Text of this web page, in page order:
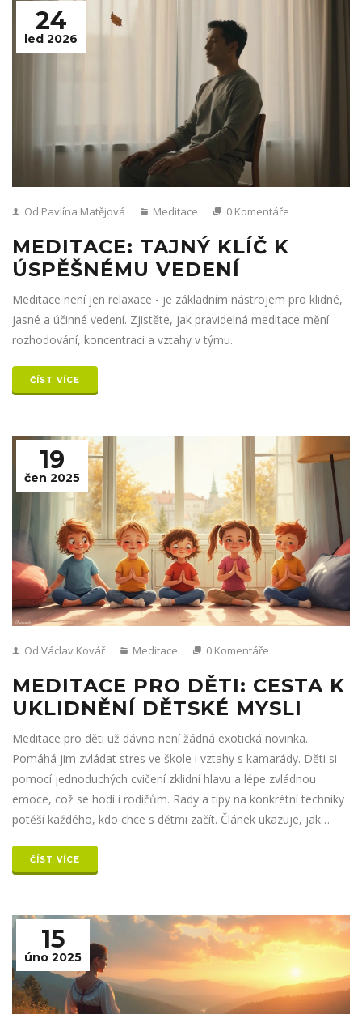
24
led 2026
Od Pavlína Matějová Meditace 0 Komentáře
MEDITACE: TAJNÝ KLÍČ K
ÚSPĚŠNÉMU VEDENÍ
Meditace není jen relaxace - je základním nástrojem pro klidné,
jasné a účinné vedení. Zjistěte, jak pravidelná meditace mění
rozhodování, koncentraci a vztahy v týmu.
ČÍST VÍCE
19
čen 2025
Od Václav Kovář Meditace 0 Komentáře
MEDITACE PRO DĚTI: CESTA K
UKLIDNĚNÍ DĚTSKÉ MYSLI
Meditace pro děti už dávno není žádná exotická novinka.
Pomáhá jim zvládat stres ve škole i vztahy s kamarády. Děti si
pomocí jednoduchých cvičení zklidní hlavu a lépe zvládnou
emoce, což se hodí i rodičům. Rady a tipy na konkrétní techniky
potěší každého, kdo chce s dětmi začít. Článek ukazuje, jak
ČÍST VÍCE
15
úno 2025